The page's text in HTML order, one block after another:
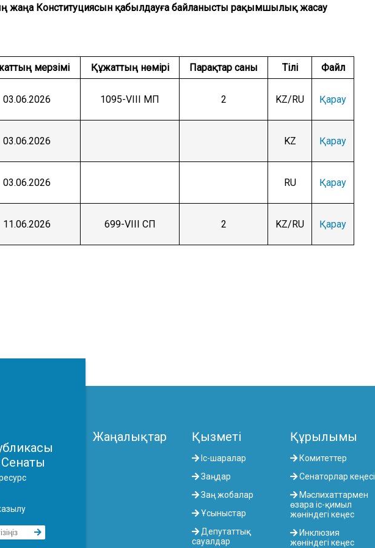
жаңа Конституциясын қабылдауға байланысты рақымшылық жасау
мерзімі Құжаттың нөмірі Парақтар саны Тілі Файл
03.06.2026 1095-VIII МП 2 KZ/RU Қарау
03.06.2026 KZ Қарау
03.06.2026 RU Қарау
11.06.2026 699-VIII СП 2 KZ/RU Қарау
Сенаты
Жаңалықтар Қызметі
Іс-шаралар
Заңдар
Заң жобалар
Ұсыныстар
Депутаттық
сауалдар
Құрылымы
Комитеттер
Сенаторлар кеңесі
Мәслихаттармен
өзара іс-қимыл
жөніндегі кеңес
Инклюзия
жөніндегі кеңес